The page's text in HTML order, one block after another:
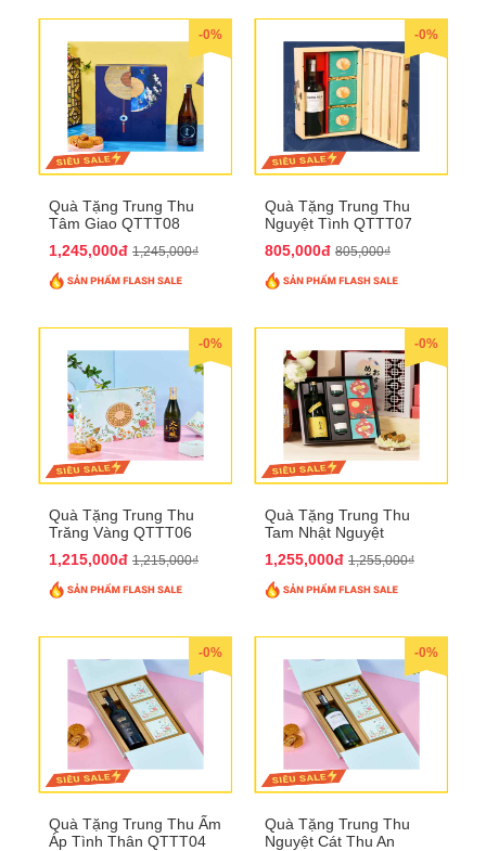
-0%
Quà Tặng Trung Thu
Tâm Giao QTTT08
1,245,000đ 1,245,000₫
-0%
Quà Tặng Trung Thu
Nguyệt Tình QTTT07
805,000đ 805,000₫
-0%
Quà Tặng Trung Thu
Trăng Vàng QTTT06
1,215,000đ 1,215,000₫
-0%
Quà Tặng Trung Thu
Tam Nhật Nguyệt
1,255,000đ 1,255,000₫
-0%
Quà Tặng Trung Thu Ấm
Áp Tình Thân QTTT04
-0%
Quà Tặng Trung Thu
Nguyệt Cát Thu An